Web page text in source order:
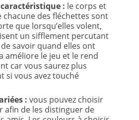
: le corps et
chacune des fléchettes sont
que lorsqu’elles volent,
un sifflement percutant
savoir quand elles ont
améliore le jeu et le rend
car vous saurez plus
si vous avez touché
: vous pouvez choisir
afin de les distinguer de